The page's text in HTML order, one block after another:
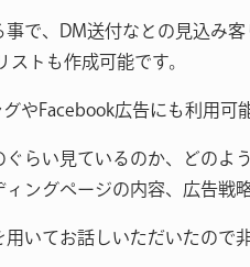
で、DM送付なとの見込み
トも作成可能です。
やFacebook広告にも利用可
らい見ているのか、どの
ングページの内容、広告戦
いてお話しいただいたので